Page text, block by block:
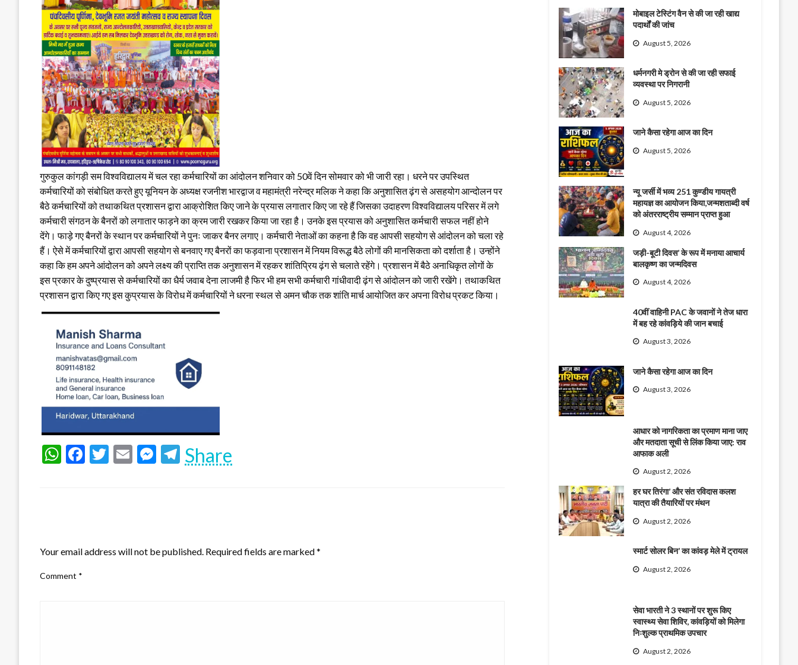
गुरुकुल कांगड़ी सम विश्वविद्यालय में चल रहा कर्मचारियों का आंदोलन शनिवार को 50वें दिन सोमवार को भी जारी रहा। धरने पर उपस्थित
कर्मचारियों को संबोधित करते हुए यूनियन के अध्यक्ष रजनीश भारद्वाज व महामंत्री नरेन्द्र मलिक ने कहा कि अनुशासित ढ़ंग से असहयोग आन्दोलन पर
बैठे कर्मचारियों को तथाकथित प्रशासन द्वारा आक्रोशित किए जाने के प्रयास लगातार किए जा रहे हैं जिसका उदाहरण विश्वविद्यालय परिसर में लगे
कर्मचारी संगठन के बैनरों को लगातार फाड़ने का क्रम जारी रखकर किया जा रहा है। उनके इस प्रयास को अनुशासित कर्मचारी सफल नहीं होने
देंगे। फाड़े गए बैनरों के स्थान पर कर्मचारियों ने पुनः जाकर बैनर लगाए। कर्मचारी नेताओं का कहना है कि वह आपसी सहयोग से आंदोलन को चला रहे
हैं। ऐसे में कर्मचारियों द्वारा आपसी सहयोग से बनवाए गए बैनरों का फड़वाना प्रशासन में नियम विरूद्ध बैठे लोगों की मानसिकता को दर्शाता है। उन्होंने
कहा कि हम अपने आंदोलन को अपने लक्ष्य की प्राप्ति तक अनुशासन में रहकर शांतिप्रिय ढ़ंग से चलाते रहेंगे। प्रशासन में बैठे अनाधिकृत लोगों के
इस प्रकार के दुष्प्रयास से कर्मचारियों का धैर्य जवाब देना लाजमी है फिर भी हम सभी कर्मचारी गांधीवादी ढ़ंग से आंदोलन को जारी रखेंगे। तथाकथित
प्रशासन द्वारा किए गए इस कुप्रयास के विरोध में कर्मचारियों ने धरना स्थल से अमन चौक तक शांति मार्च आयोजित कर अपना विरोध प्रकट किया।
WhatsApp
Facebook
Twitter
EmailMessenger
Telegram
Share
Your email address will not be published. Required fields are marked*
Comment *
मोबाइल टेस्टिंग वैन से की जा रही खाद्य
पदार्थों की जांच
August 5, 2026
धर्मनगरी मे ड्रोन से की जा रही सफाई
व्यवस्था पर निगरानी
August 5, 2026
जाने कैसा रहेगा आज का दिन
August 5, 2026
न्यू जर्सी में भव्य 251 कुण्डीय गायत्री
महायज्ञ का आयोजन किया,जन्मशताब्दी वर्ष
को अंतरराष्ट्रीय सम्मान प्राप्त हुआ
August 4, 2026
जड़ी-बूटी दिवस’ के रूप में मनाया आचार्य
बालकृष्ण का जन्मदिवस
August 4, 2026
40वीं वाहिनी PAC के जवानों ने तेज धारा
में बह रहे कांवड़िये की जान बचाई
August 3, 2026
जाने कैसा रहेगा आज का दिन
August 3, 2026
आधार को नागरिकता का प्रमाण माना जाए
और मतदाता सूची से लिंक किया जाए: राव
आफाक अली
August 2, 2026
हर घर तिरंगा’ और संत रविदास कलश
यात्रा की तैयारियों पर मंथन
August 2, 2026
स्मार्ट सोलर बिन’ का कांवड़ मेले में ट्रायल
August 2, 2026
सेवा भारती ने 3 स्थानों पर शुरू किए
स्वास्थ्य सेवा शिविर, कांवड़ियों को मिलेगा
निःशुल्क प्राथमिक उपचार
August 2, 2026